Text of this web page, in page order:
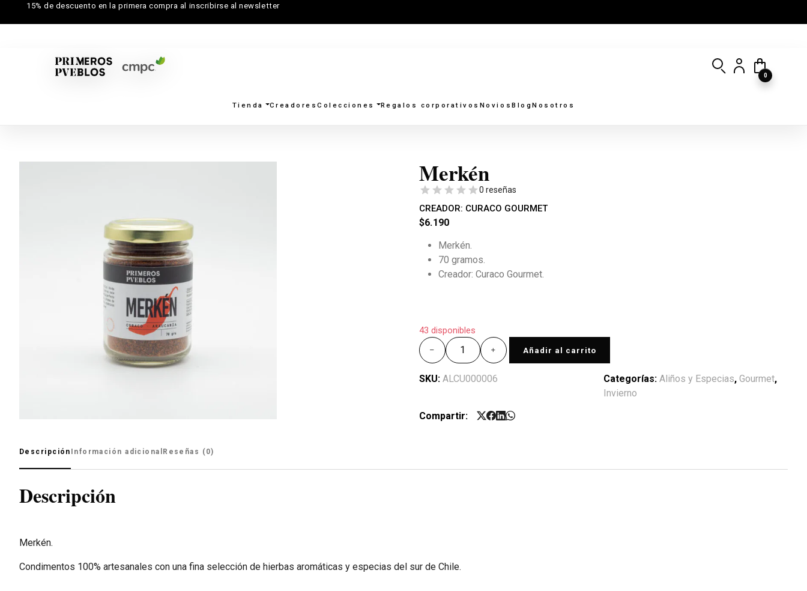
15% de descuento en la primera compra al inscribirse al newsletter
Tienda CreadoresColecciones Regalos corporativos NoviosBlogNosotros
0
Merkén
0 reseñas
CREADOR: CURACO GOURMET
$6.190
Merkén.
70 gramos.
Creador: Curaco Gourmet.
43 disponibles
Añadir al carrito
SKU: ALCU000006 Categorías: Aliños y Especias, Gourmet,
Invierno
Compartir:
Descripción Información adicional Reseñas (0)
Descripción
Merkén.
Condimentos 100% artesanales con una fina selección de hierbas aromáticas y especias del sur de Chile.